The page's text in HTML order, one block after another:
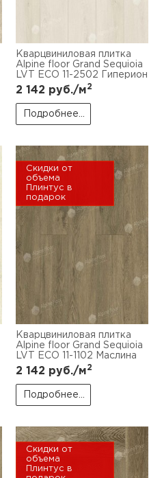
Кварцвиниловая плитка
Alpine floor Grand Sequioia
LVT ECO 11-2502 Гиперион
2 142 руб./м2
Подробнее...
Скидки от
объема
Плинтус в
подарок
Кварцвиниловая плитка
Alpine floor Grand Sequioia
LVT ECO 11-1102 Маслина
2 142 руб./м2
Подробнее...
Скидки от
объема
Плинтус в